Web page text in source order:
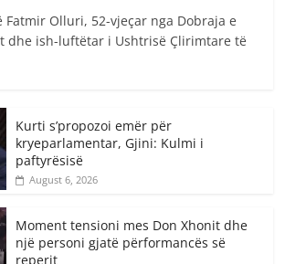
Fatmir Olluri, 52-vjeçar nga Dobraja e
dhe ish-luftëtar i Ushtrisë Çlirimtare të
Kurti s’propozoi emër për
kryeparlamentar, Gjini: Kulmi i
paftyrësisë
August 6, 2026
Moment tensioni mes Don Xhonit dhe
një personi gjatë përformancës së
reperit